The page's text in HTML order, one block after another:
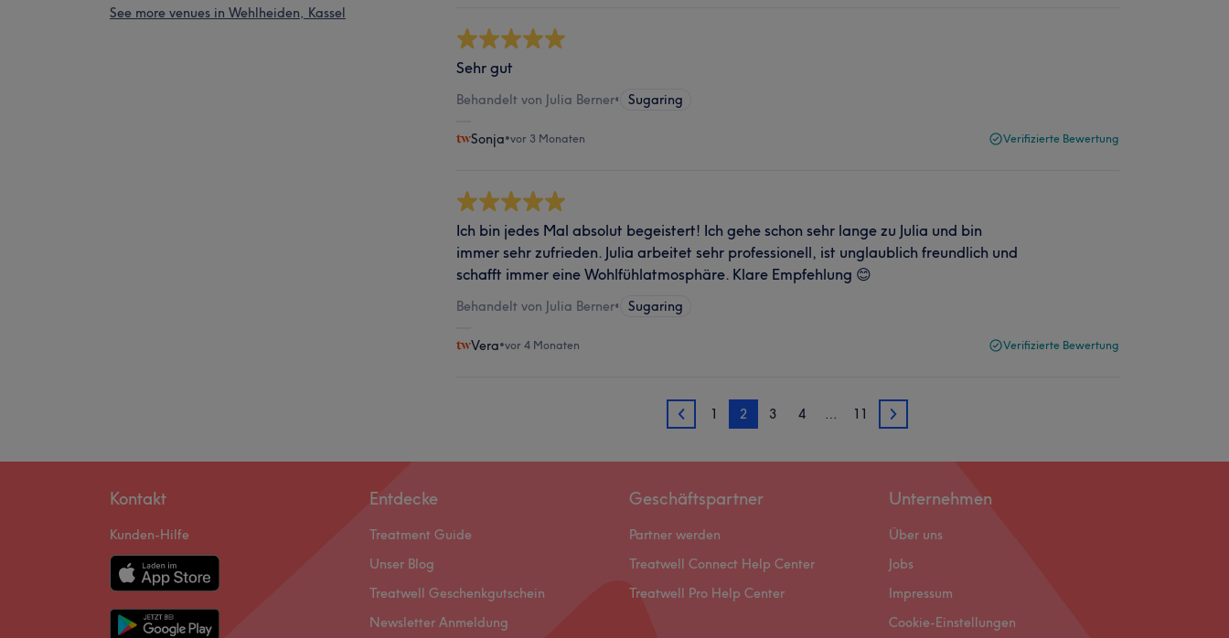
See more venues in Wehlheiden, Kassel
Sehr gut
Behandelt von Julia Berner• Sugaring
Sonja•vor 3 Monaten Verifizierte Bewertung
Ich bin jedes Mal absolut begeistert! Ich gehe schon sehr lange zu Julia und bin
immer sehr zufrieden. Julia arbeitet sehr professionell, ist unglaublich freundlich und
schafft immer eine Wohlfühlatmosphäre. Klare Empfehlung 😊
Behandelt von Julia Berner• Sugaring
Vera•vor 4 Monaten Verifizierte Bewertung
1 1 2 3 4 … 11 3
Kontakt
Kunden-Hilfe
Entdecke
Treatment Guide
Unser Blog
Treatwell Geschenkgutschein
Newsletter Anmeldung
Geschäftspartner
Partner werden
Treatwell Connect Help Center
Treatwell Pro Help Center
Unternehmen
Über uns
Jobs
Impressum
Cookie-Einstellungen